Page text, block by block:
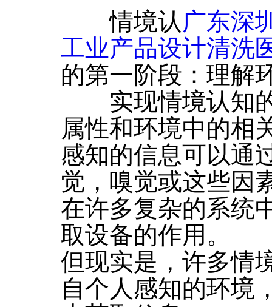
情境认 广东深
工业产品设计清洗
的第一阶段：理解
实现情境认知的
属性和环境中的相
感知的信息可以通
觉，嗅觉或这些因
在许多复杂的系统
取设备的作用。
但现实是，许多情
自个人感知的环境